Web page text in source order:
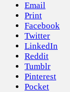
Email
Print
Facebook
Twitter
LinkedIn
Reddit
Tumblr
Pinterest
Pocket